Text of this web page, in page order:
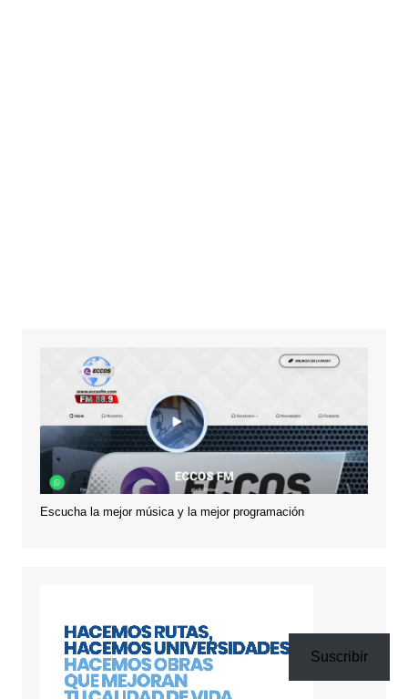
Escucha la mejor música y la mejor programación
Suscribir